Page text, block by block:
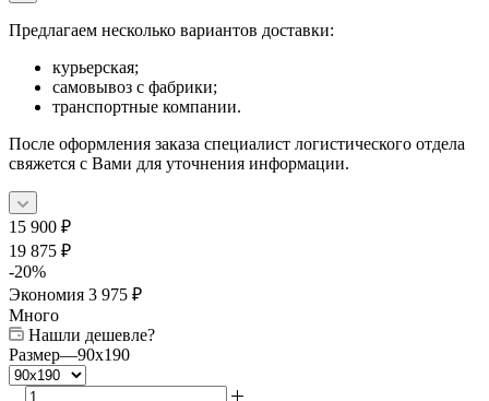
Предлагаем несколько вариантов доставки:
курьерская;
самовывоз с фабрики;
транспортные компании.
После оформления заказа специалист логистического отдела
свяжется с Вами для уточнения информации.
15 900 ₽
19 875 ₽
-20%
Экономия 3 975 ₽
Много
Нашли дешевле?
Размер—90x190